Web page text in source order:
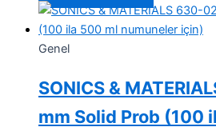
Genel
SONICS &
mm Solid Prob (100